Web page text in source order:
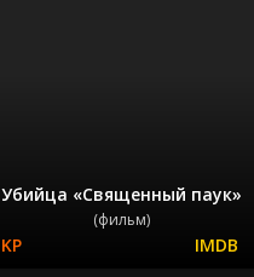
Убийца «Священный паук»
(фильм)